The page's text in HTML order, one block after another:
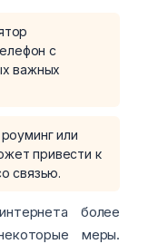
с
важных
или
привести к
связью.
более
меры.